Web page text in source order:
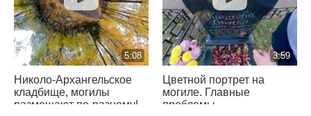
5:08
Николо-Архангельское
кладбище, могилы
размещают по-разному!
3:59
Цветной портрет на
могиле. Главные
проблемы